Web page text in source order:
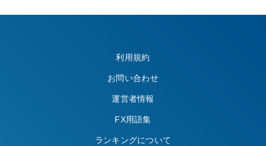
利用規約
お問い合わせ
運営者情報
FX用語集
ランキングについて